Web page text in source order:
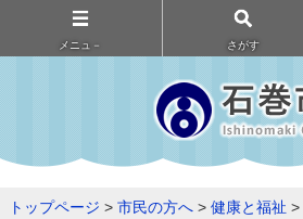
メニュ－ さがす
トップページ > 市民の方へ > 健康と福祉 >